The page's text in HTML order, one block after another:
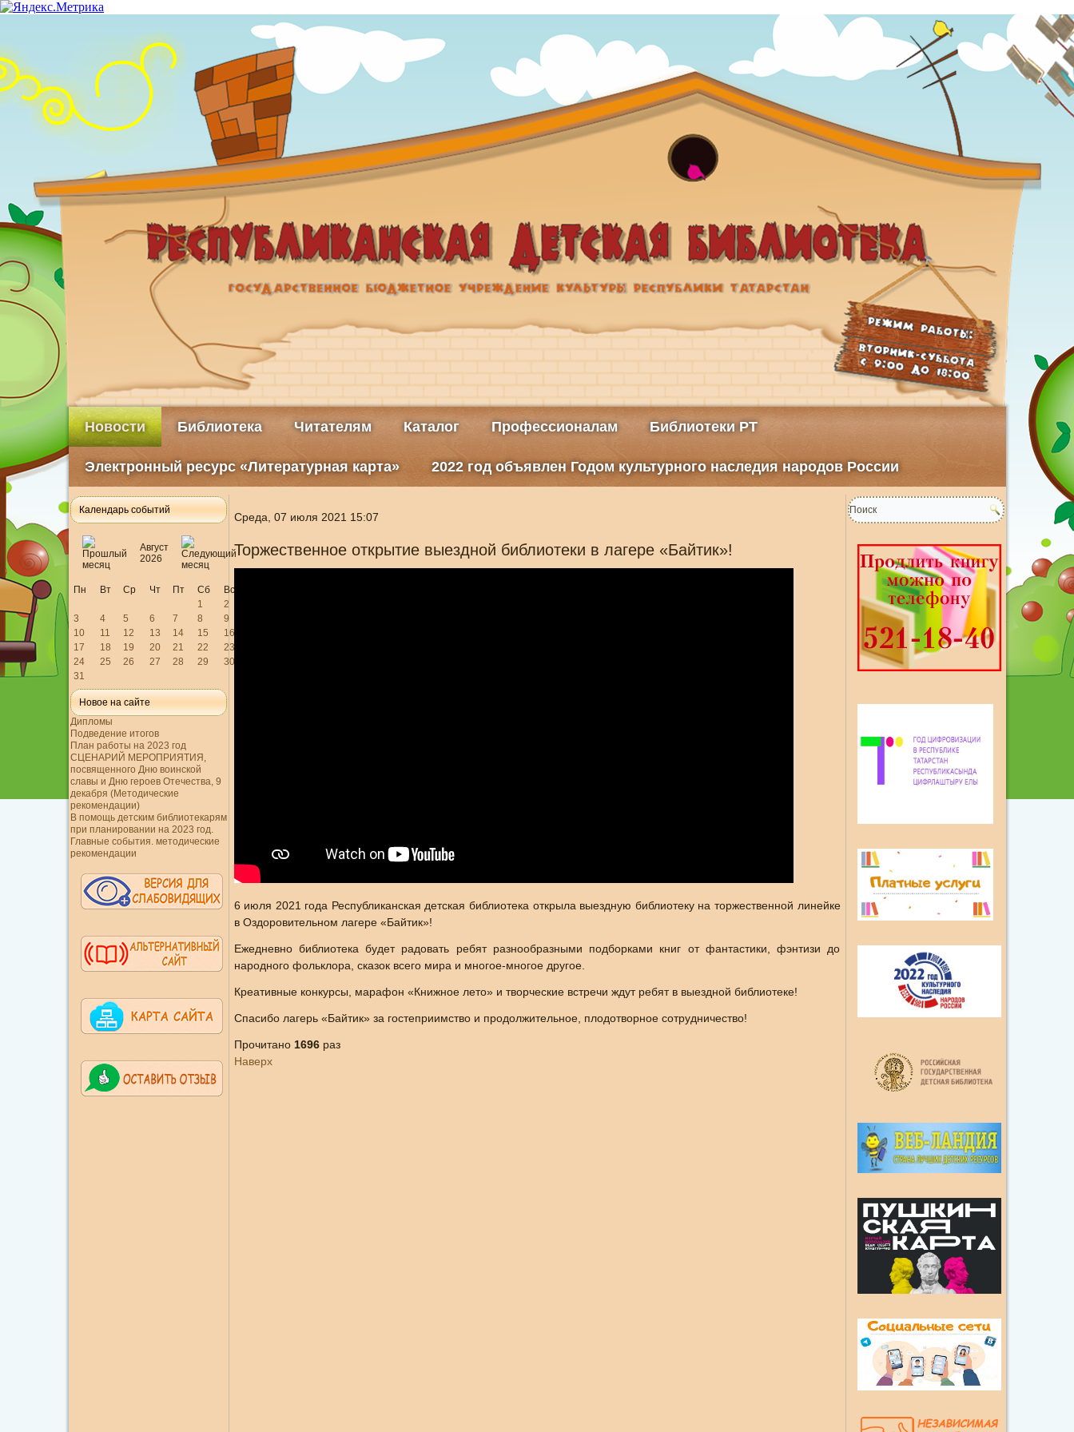
Новости Библиотека Читателям Каталог Профессионалам Библиотеки РТ
Электронный ресурс «Литературная карта» 2022 год объявлен Годом культурного наследия народов России
Календарь событий
Август
2026
Пн Вт Ср Чт Пт Сб
Вс
1
2
3
4 5 6 7 8
9
10
11 12 13 14 15
16
17
18 19 20 21 22
23
24
25 26 27 28 29
30
31
Новое на сайте
Дипломы
Подведение итогов
План работы на 2023 год
СЦЕНАРИЙ МЕРОПРИЯТИЯ,
посвященного Дню воинской
славы и Дню героев Отечества, 9
декабря (Методические
рекомендации)
В помощь детским библиотекарям
при планировании на 2023 год.
Главные события. методические
рекомендации
Среда, 07 июля 2021 15:07
Торжественное открытие выездной библиотеки в лагере «Байтик»!
6 июля 2021 года Республиканская детская библиотека открыла выездную библиотеку на торжественной линейке
в Оздоровительном лагере «Байтик»!
Ежедневно библиотека будет радовать ребят разнообразными подборками книг от фантастики, фэнтизи до
народного фольклора, сказок всего мира и многое-многое другое.
Креативные конкурсы, марафон «Книжное лето» и творческие встречи ждут ребят в выездной библиотеке!
Спасибо лагерь «Байтик» за гостеприимство и продолжительное, плодотворное сотрудничество!
Прочитано 1696раз
Наверх